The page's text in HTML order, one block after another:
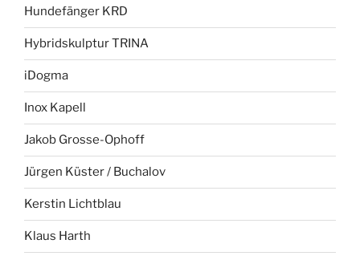
Hundefänger KRD
Hybridskulptur TRINA
iDogma
Inox Kapell
Jakob Grosse-Ophoff
Jürgen Küster / Buchalov
Kerstin Lichtblau
Klaus Harth